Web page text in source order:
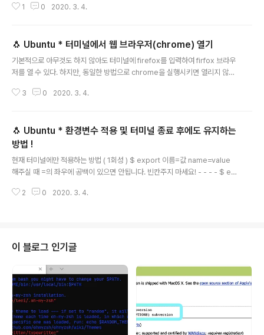
게만 적용하고 싶다면, $ vi ~/.ssh/config 💡 파일을 추가 혹은 수정해 주면
ountMax 2 여기서 ServerAliveInterval의 단위는 sec이며 ServerAlive
CountMax의 갯수는 살아있다고 보낼 메시지의 수 이다. ..
1 0 2020. 3. 4.
🐧 Ubuntu * 터미널에서 웹 브라우저(chrome) 열기
기본적으로 아무것도 하지 않아도 터미널에 firefox를 입력하여 firfox 브라우
저를 열 수 있다. 하지만, 동일한 방법으로 chrome을 실행시키면 열리지 않는
t found 이유는 실행파일의 위치를 정의해 놓은 환경변수( PATH )에 크롬의
폴더를 환경 변수에 추가 시킨다. 2. 크롬 파일 이동 - 크롬 파일을 이미 환경 변
수에 등록되어 있는 폴더에 옮긴다. A. locate 명령어로 실행 파일의 위치를 찾
는다. ( /opt/googl..
3 0 2020. 3. 4.
🐧 Ubuntu * 환경변수 적용 및 터미널 종료 후에도 유지하는
방법 !
현재 터미널에만 적용하는 방법 ( 1회성 ) $ export 이름=값 name=value
해주실 때 =의 좌우에 공백이 있으면 안됩니다. 빈칸주지 마세요! - - - - $ en
령어를 이용하여 지정한 변수가 제대로 잘 등록됬는지 확인 할 수 있습니다. 혹
으로 등록하는 것과 같습니다. 파일을 열어주시고, 맨 마지막 혹은 맨 위에 사용
자가 원하는 환경변수..
2 0 2020. 3. 4.
이 블로그 인기글